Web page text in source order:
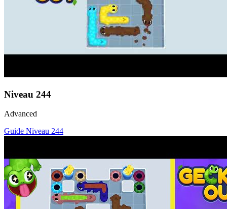
Niveau 244
Advanced
Guide Niveau 244